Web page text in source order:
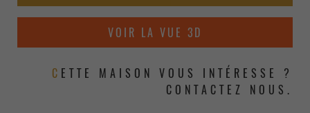
VOIR LA VUE 3D
CETTE MAISON VOUS INTÉRESSE ?
CONTACTEZ NOUS.